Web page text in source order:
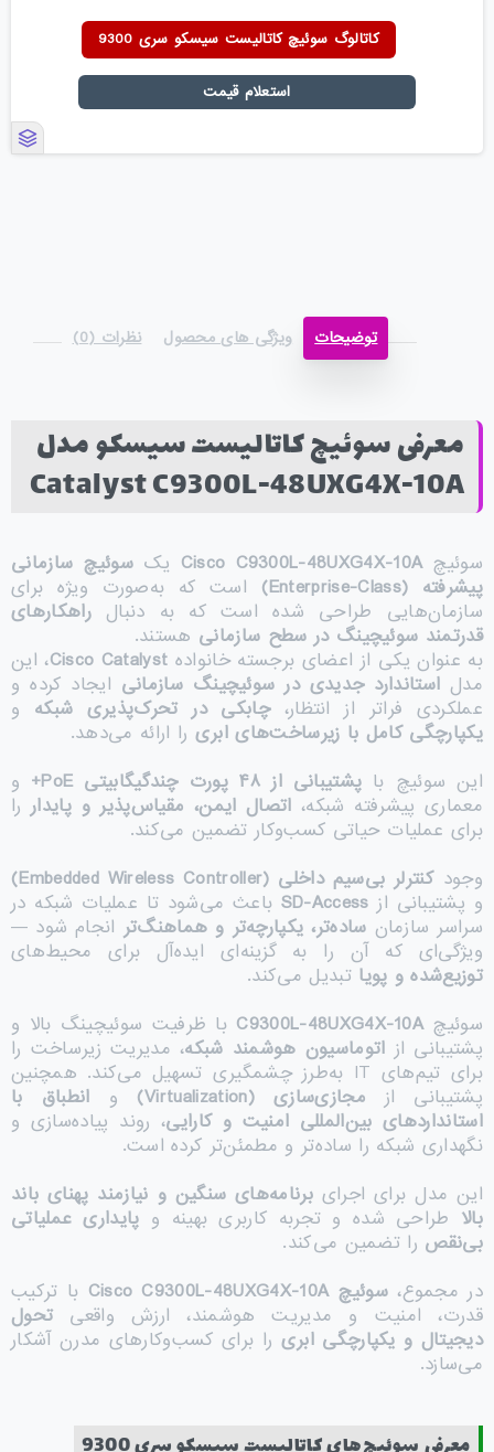
کاتالوگ سوئیچ کاتالیست سیسکو سری 9300
استعلام قیمت
توضیحات ویژگی های محصول نظرات (0)
معرفی سوئیچ کاتالیست سیسکو مدل
Catalyst C9300L-48UXG4X-10A
سوئیچCisco C9300L-48UXG4X-10A یکسوئیچ سازمانی
پیشرفته (Enterprise-Class)
است که به‌صورت ویژه برای
سازمان‌هایی طراحی شده است که به دنبالراهکارهای
قدرتمند سوئیچینگ در سطح سازمانی هستند.
به عنوان یکی از اعضای برجسته خانواده Cisco Catalyst، این
مدل استاندارد جدیدی در سوئیچینگ سازمانی ایجاد کرده و
عملکردی فراتر از انتظار،چابکی در تحرک‌پذیری شبکه و
یکپارچگی کامل با زیرساخت‌های ابری را ارائه می‌دهد.
این سوئیچ با پشتیبانی از ۴۸ پورت چندگیگابیتی PoE+
و
معماری پیشرفته شبکه، اتصال ایمن، مقیاس‌پذیر و پایداررا
برای عملیات حیاتی کسب‌وکار تضمین می‌کند.
وجودکنترلر بی‌سیم داخلی (Embedded Wireless Controller)
و پشتیبانی از SD-Access باعث می‌شود تا عملیات شبکه در
سراسر سازمان ساده‌تر، یکپارچه‌تر و هماهنگ‌تر انجام شود —
ویژگی‌ای که آن را به گزینه‌ای ایده‌آل برای محیط‌های
توزیع‌شده و پویا تبدیل می‌کند.
سوئیچC9300L-48UXG4X-10A با ظرفیت سوئیچینگ بالا و
پشتیبانی از اتوماسیون هوشمند شبکه، مدیریت زیرساخت را
برای تیم‌های IT به‌طرز چشمگیری تسهیل می‌کند. همچنین
پشتیبانی از مجازی‌سازی (Virtualization) و انطباق با
استانداردهای بین‌المللی امنیت و کارایی، روند پیاده‌سازی و
نگهداری شبکه را ساده‌تر و مطمئن‌تر کرده است.
این مدل برای اجرایبرنامه‌های سنگین و نیازمند پهنای باند
بالا طراحی شده و تجربه کاربری بهینه و پایداری عملیاتی
بی‌نقص را تضمین می‌کند.
در مجموع، سوئیچ Cisco C9300L-48UXG4X-10A
با ترکیب
قدرت، امنیت و مدیریت هوشمند، ارزش واقعی تحول
دیجیتال و یکپارچگی ابری را برای کسب‌وکارهای مدرن آشکار
می‌سازد.